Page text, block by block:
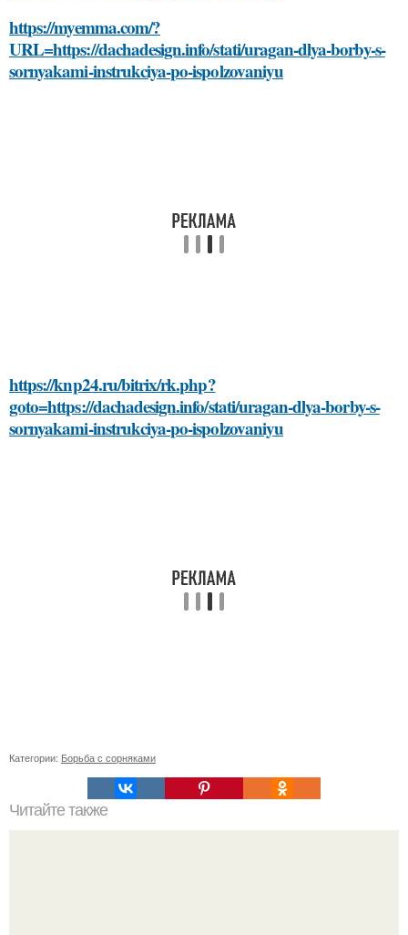
https://myemma.com/?
URL=https://dachadesign.info/stati/uragan-dlya-borby-s-
sornyakami-instrukciya-po-ispolzovaniyu
https://knp24.ru/bitrix/rk.php?
goto=https://dachadesign.info/stati/uragan-dlya-borby-s-
sornyakami-instrukciya-po-ispolzovaniyu
Категории: Борьба с сорняками
Читайте также